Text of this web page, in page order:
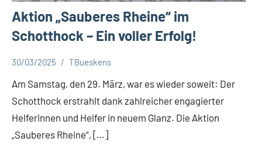
Aktion „Sauberes Rheine“ im
Schotthock – Ein voller Erfolg!
30/03/2025 TBueskens
Am Samstag, den 29. März, war es wieder soweit: Der
Schotthock erstrahlt dank zahlreicher engagierter
Helferinnen und Helfer in neuem Glanz. Die Aktion
„Sauberes Rheine“, […]